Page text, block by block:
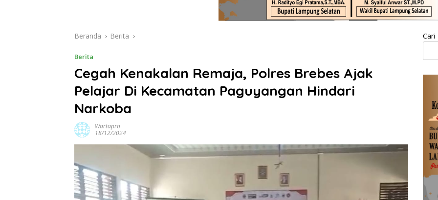
Beranda Berita
Berita
Cegah Kenakalan Remaja, Polres Brebes Ajak
Pelajar Di Kecamatan Paguyangan Hindari
Narkoba
Wartapro
18/12/2024
Cari